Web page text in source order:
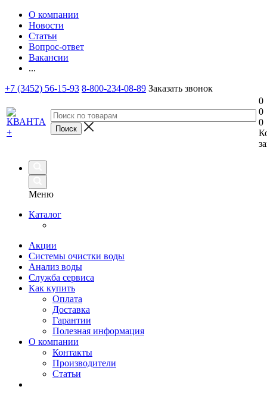
О компании
Новости
Статьи
Вопрос-ответ
Вакансии
...
+7 (3452) 56-15-93 8-800-234-08-89 Заказать звонок
0
0
0
Меню
Каталог
Акции
Системы очистки воды
Анализ воды
Служба сервиса
Как купить
Оплата
Доставка
Гарантии
Полезная информация
О компании
Контакты
Производители
Статьи